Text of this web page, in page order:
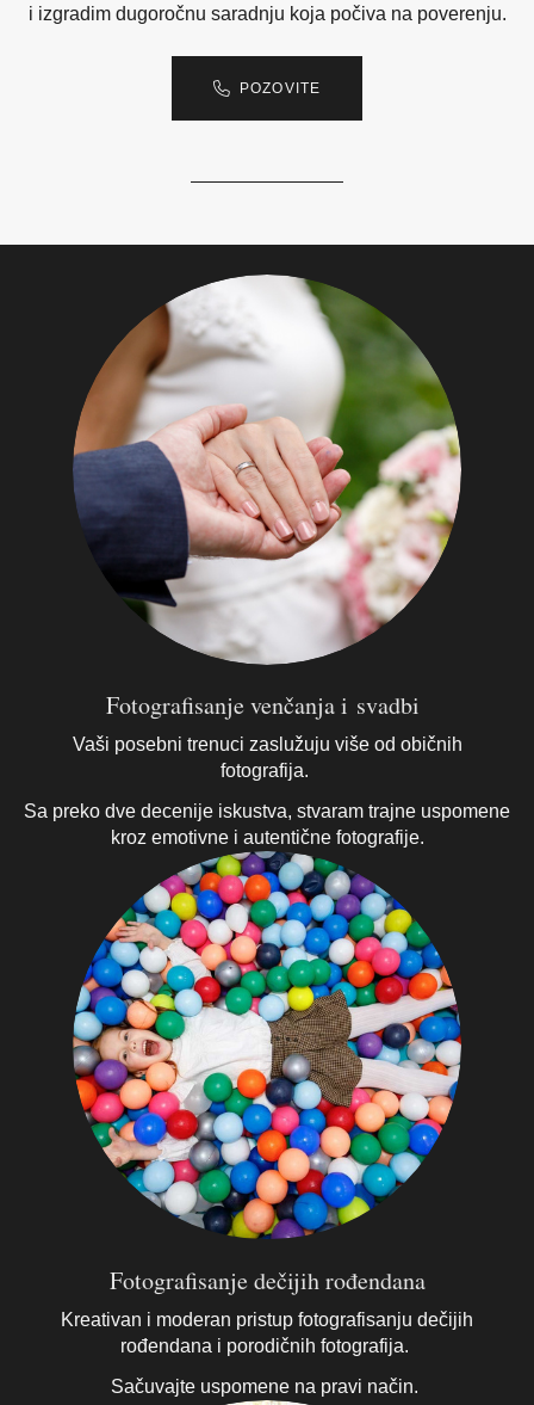
i izgradim dugoročnu saradnju koja počiva na poverenju.
POZOVITE
Fotografisanje venčanja i svadbi
Vaši posebni trenuci zaslužuju više od običnih
fotografija.
Sa preko dve decenije iskustva, stvaram trajne uspomene
kroz emotivne i autentične fotografije.
Fotografisanje dečijih rođendana
Kreativan i moderan pristup fotografisanju dečijih
rođendana i porodičnih fotografija.
Sačuvajte uspomene na pravi način.